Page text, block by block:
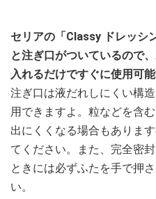
セリアの「Classy ドレッシ
と注ぎ口がついているので
入れるだけですぐに使用可能
注ぎ口は液だれしにくい構
用できますよ。粒などを含
出にくくなる場合もありま
てください。また、完全密
ときには必ずふたを手で押
い。